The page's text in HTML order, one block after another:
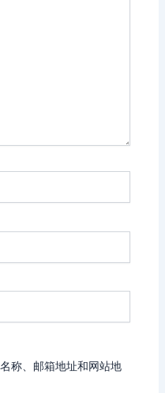
称、邮箱地址和网站地